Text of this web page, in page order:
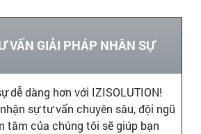
VẤN GIẢI PHÁP NHÂN SỰ
dễ dàng hơn với IZISOLUTION!
sự tư vấn chuyên sâu, đội ngũ
tâm của chúng tôi sẽ giúp bạn